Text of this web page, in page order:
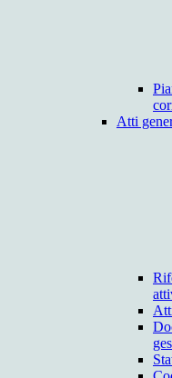
Atti